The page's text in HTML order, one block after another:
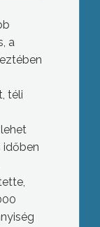
a
téli
időben